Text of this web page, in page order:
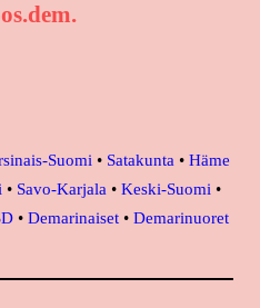
Suomi • Satakunta • Häme
• Savo-Karjala • Keski-Suomi •
• Demarinaiset • Demarinuoret